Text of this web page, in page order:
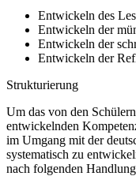
Entwickeln des
Entwickeln der
Entwickeln der
Entwickeln der
Strukturierung
Um das von den
entwickelnden
im Umgang mit der
systematisch zu
nach folgenden